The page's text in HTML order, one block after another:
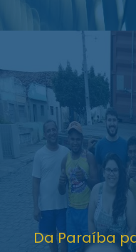
Da Paraíba